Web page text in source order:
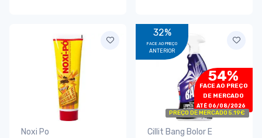
Noxi Po
32%
FACE AO PREÇO
ANTERIOR
54%
FACE AO PREÇO
DE MERCADO
ATÉ 06/08/2026
PREÇO DE MERCADO 5.19€
Cillit Bang Bolor E